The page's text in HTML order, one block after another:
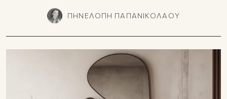
ΠΗΝΕΛΟΠΗ ΠΑΠΑΝΙΚΟΛΑΟΥ